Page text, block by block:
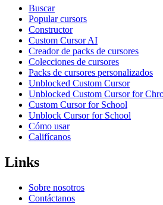
Buscar
Popular cursors
Constructor
Custom Cursor AI
Creador de packs de cursores
Colecciones de cursores
Packs de cursores personalizados
Unblocked Custom Cursor
Unblocked Custom Cursor for
Custom Cursor for School
Unblock Cursor for School
Cómo usar
Califícanos
Links
Sobre nosotros
Contáctanos